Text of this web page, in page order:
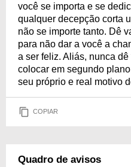
você se importa e se
qualquer decepção corta
não se importe tanto. Dê
para não dar a você a
a ser feliz. Aliás, nunca
colocar em segundo
seu próprio e real motivo
COPIAR
Quadro de avisos